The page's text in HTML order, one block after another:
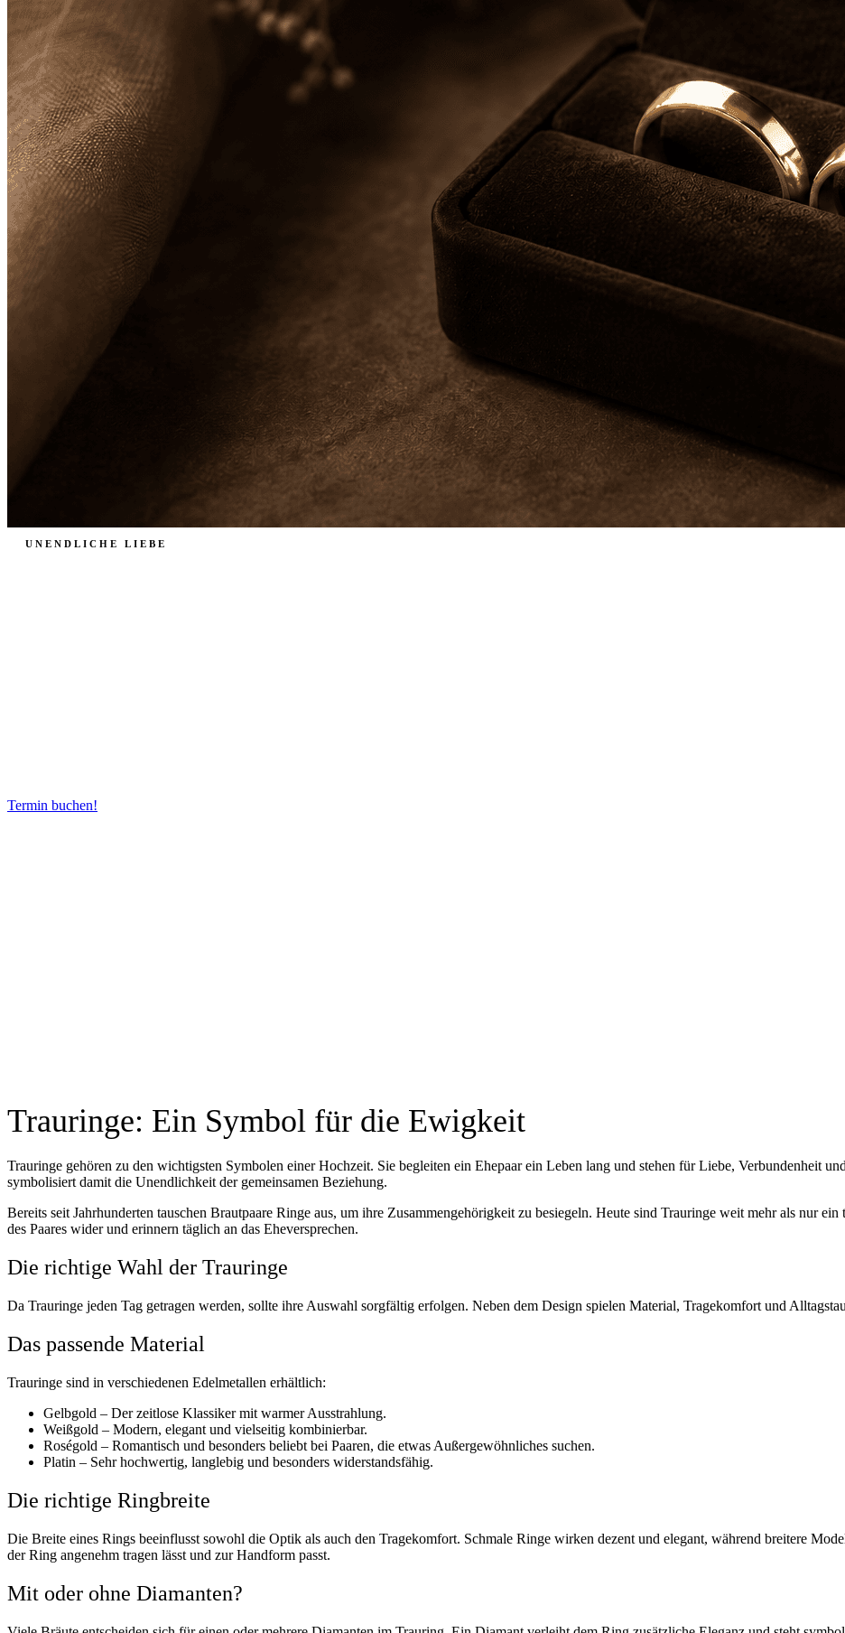
Veranstaltungen
UNENDLICHE LIEBE
Termin buchen!
Trauringe: Ein Symbol für die Ewigkeit
Trauringe gehören zu den wichtigsten Symbolen einer Hochzeit. Sie begleiten ein Ehepaar ein Leben lang und stehen für Liebe, Verbundenheit
symbolisiert damit die Unendlichkeit der gemeinsamen Beziehung.
Bereits seit Jahrhunderten tauschen Brautpaare Ringe aus, um ihre Zusammengehörigkeit zu besiegeln. Heute sind Trauringe weit mehr als nur
des Paares wider und erinnern täglich an das Eheversprechen.
Die richtige Wahl der Trauringe
Da Trauringe jeden Tag getragen werden, sollte ihre Auswahl sorgfältig erfolgen. Neben dem Design spielen Material, Tragekomfort und
Das passende Material
Trauringe sind in verschiedenen Edelmetallen erhältlich:
Gelbgold – Der zeitlose Klassiker mit warmer Ausstrahlung.
Weißgold – Modern, elegant und vielseitig kombinierbar.
Roségold – Romantisch und besonders beliebt bei Paaren, die etwas Außergewöhnliches suchen.
Platin – Sehr hochwertig, langlebig und besonders widerstandsfähig.
Die richtige Ringbreite
Die Breite eines Rings beeinflusst sowohl die Optik als auch den Tragekomfort. Schmale Ringe wirken dezent und elegant, während breitere
der Ring angenehm tragen lässt und zur Handform passt.
Mit oder ohne Diamanten?